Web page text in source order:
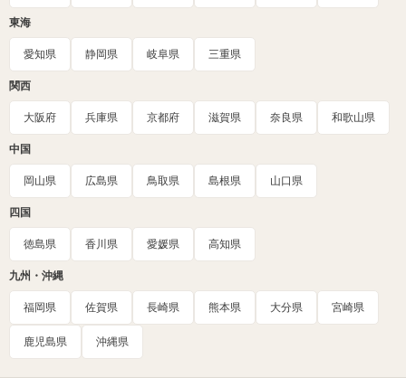
東海
愛知県 静岡県 岐阜県 三重県
関西
大阪府 兵庫県 京都府 滋賀県 奈良県 和歌山県
中国
岡山県 広島県 鳥取県 島根県 山口県
四国
徳島県 香川県 愛媛県 高知県
九州・沖縄
福岡県 佐賀県 長崎県 熊本県 大分県 宮崎県
鹿児島県 沖縄県